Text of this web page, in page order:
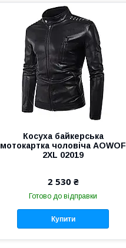
Косуха байкерська
мотокартка чоловіча AOWOF
2XL 02019
2 530 ₴
Готово до відправки
Купити